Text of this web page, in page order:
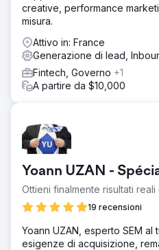
creative, performance
misura.
Attivo in: France
Generazione di lead,
Fintech, Governo +1
A partire da $10,000
Yoann UZAN -
Ottieni finalmente risultati
19 recensioni
Yoann UZAN, esperto SEM
esigenze di acquisizione,